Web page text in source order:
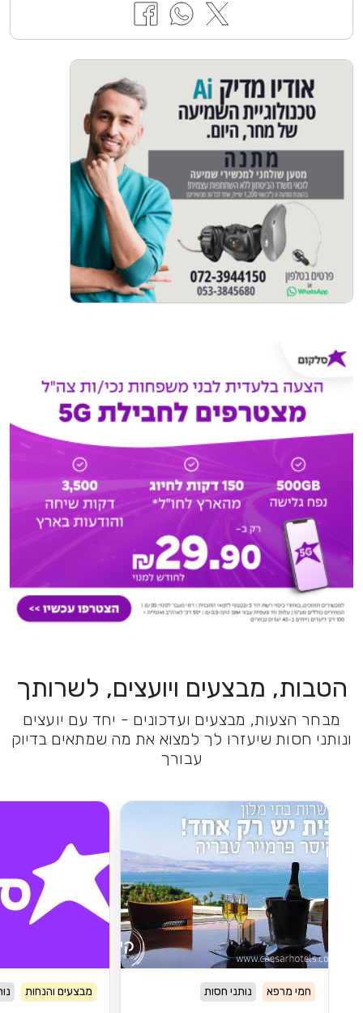
הטבות, מבצעים ויועצים, לשרותך
מבחר הצעות, מבצעים ועדכונים - יחד עם יועצים
ונותני חסות שיעזרו לך למצוא את מה שמתאים בדיוק
עבורך
חמי מרפא נותני חסות מבצעים והנחות